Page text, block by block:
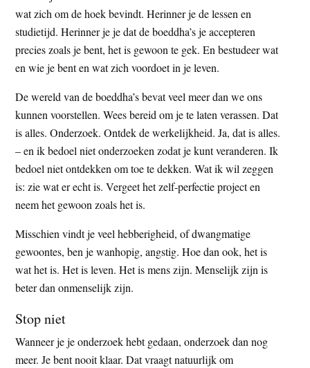
wat zich om de hoek bevindt. Herinner je de lessen en
studietijd. Herinner je je dat de boeddha’s je accepteren
precies zoals je bent, het is gewoon te gek. En bestudeer wat
en wie je bent en wat zich voordoet in je leven.
De wereld van de boeddha’s bevat veel meer dan we ons
kunnen voorstellen. Wees bereid om je te laten verassen. Dat
is alles. Onderzoek. Ontdek de werkelijkheid. Ja, dat is alles.
– en ik bedoel niet onderzoeken zodat je kunt veranderen. Ik
bedoel niet ontdekken om toe te dekken. Wat ik wil zeggen
is: zie wat er echt is. Vergeet het zelf-perfectie project en
neem het gewoon zoals het is.
Misschien vindt je veel hebberigheid, of dwangmatige
gewoontes, ben je wanhopig, angstig. Hoe dan ook, het is
wat het is. Het is leven. Het is mens zijn. Menselijk zijn is
beter dan onmenselijk zijn.
Stop niet
Wanneer je je onderzoek hebt gedaan, onderzoek dan nog
meer. Je bent nooit klaar. Dat vraagt natuurlijk om